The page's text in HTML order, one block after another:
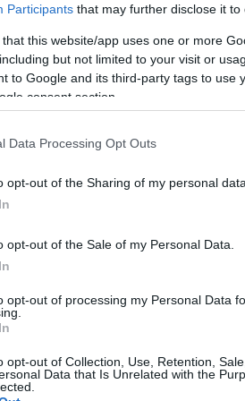
Participants that may further disclose it to
that this website/app uses one or more
but not limited to your visit or
to Google and its third-party tags to use
consent section.
Data Processing Opt Outs
opt-out of the Sharing of my personal data.
opt-out of the Sale of my Personal Data.
opt-out of processing my Personal Data
opt-out of Collection, Use, Retention,
Data that Is Unrelated with the
cuatro apuestas interesantes
octubre 2023 PorJesus Gallo|
del fondo de la clasificación. El técnico
importante tras su llegada.
pujar! Cuatro triunfadores de la jornada
3 millones
octubre 2023 Por
9. Estos cuatro jugadores podrían
días.